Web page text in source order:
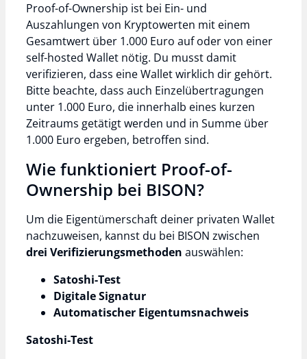
Proof-of-Ownership ist bei Ein- und
Auszahlungen von Kryptowerten mit einem
Gesamtwert über 1.000 Euro auf oder von einer
self-hosted Wallet nötig. Du musst damit
verifizieren, dass eine Wallet wirklich dir gehört.
Bitte beachte, dass auch Einzelübertragungen
unter 1.000 Euro, die innerhalb eines kurzen
Zeitraums getätigt werden und in Summe über
1.000 Euro ergeben, betroffen sind.
Wie funktioniert Proof-of-
Ownership bei BISON?
Um die Eigentümerschaft deiner privaten Wallet
nachzuweisen, kannst du bei BISON zwischen
drei Verifizierungsmethoden auswählen:
Satoshi-Test
Digitale Signatur
Automatischer Eigentumsnachweis
Satoshi-Test